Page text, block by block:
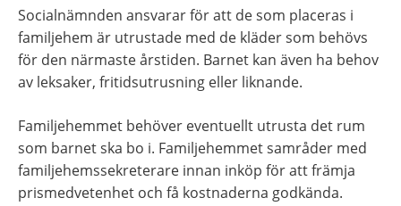
Socialnämnden ansvarar för att de som placeras i
familjehem är utrustade med de kläder som behövs
för den närmaste årstiden. Barnet kan även ha behov
av leksaker, fritidsutrusning eller liknande.
Familjehemmet behöver eventuellt utrusta det rum
som barnet ska bo i. Familjehemmet samråder med
familjehemssekreterare innan inköp för att främja
prismedvetenhet och få kostnaderna godkända.